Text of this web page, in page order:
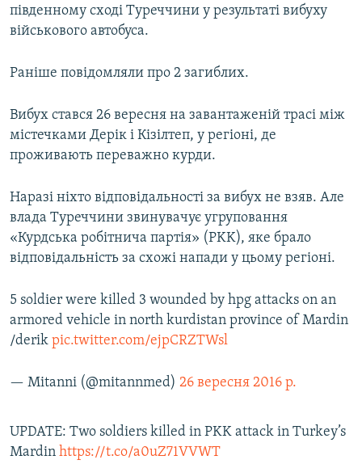
УКР
Усі сайти RFE/RL
південному сході Туреччини у результаті вибуху
військового автобуса.
Раніше повідомляли про 2 загиблих.
Вибух стався 26 вересня на завантаженій трасі між
містечками Дерік і Кізілтеп, у регіоні, де
проживають переважно курди.
Наразі ніхто відповідальності за вибух не взяв. Але
влада Туреччини звинувачує угруповання
«Курдська робітнича партія» (PKK), яке брало
відповідальність за схожі напади у цьому регіоні.
5 soldier were killed 3 wounded by hpg attacks on an
armored vehicle in north kurdistan province of Mardin
/derik pic.twitter.com/ejpCRZTWsl
— Mitanni (@mitannmed) 26 вересня 2016 р.
UPDATE: Two soldiers killed in PKK attack in Turkey’s
Mardin https://t.co/a0uZ71VVWT